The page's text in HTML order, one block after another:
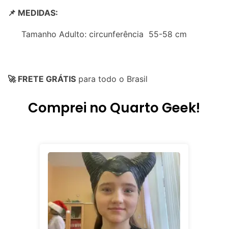
📌 MEDIDAS:
Tamanho Adulto: circunferência 55-58 cm
🚀 FRETE GRÁTIS para todo o Brasil
Comprei no Quarto Geek!